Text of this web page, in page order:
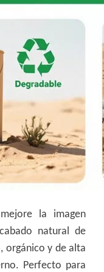
mejore la imagen
natural de
orgánico y de alta
Perfecto para